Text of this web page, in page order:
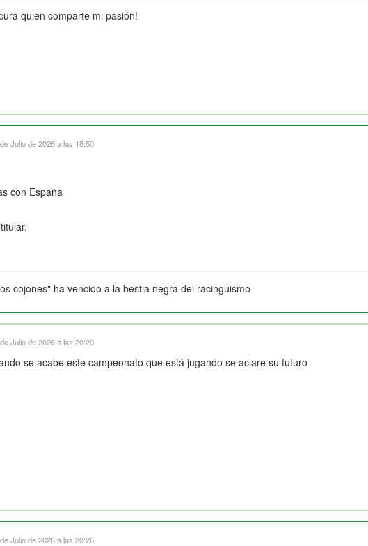
quien comparte mi pasión!
Julio de 2026 a las 18:50
con España
cojones" ha vencido a la bestia negra del racinguismo
Julio de 2026 a las 20:20
se acabe este campeonato que está jugando se aclare su futuro
Julio de 2026 a las 20:26